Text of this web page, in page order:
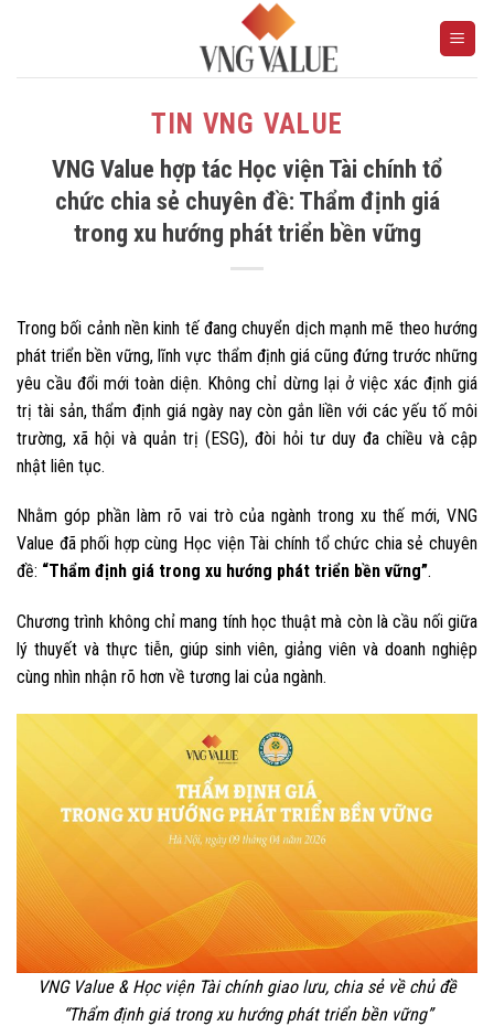
TIN VNG VALUE
VNG Value hợp tác Học viện Tài chính tổ
chức chia sẻ chuyên đề: Thẩm định giá
trong xu hướng phát triển bền vững
Trong bối cảnh nền kinh tế đang chuyển dịch mạnh mẽ theo hướng
phát triển bền vững, lĩnh vực thẩm định giá cũng đứng trước những
yêu cầu đổi mới toàn diện. Không chỉ dừng lại ở việc xác định giá
trị tài sản, thẩm định giá ngày nay còn gắn liền với các yếu tố môi
trường, xã hội và quản trị (ESG), đòi hỏi tư duy đa chiều và cập
nhật liên tục.
Nhằm góp phần làm rõ vai trò của ngành trong xu thế mới, VNG
Value đã phối hợp cùng Học viện Tài chính tổ chức chia sẻ chuyên
đề: “Thẩm định giá trong xu hướng phát triển bền vững”.
Chương trình không chỉ mang tính học thuật mà còn là cầu nối giữa
lý thuyết và thực tiễn, giúp sinh viên, giảng viên và doanh nghiệp
cùng nhìn nhận rõ hơn về tương lai của ngành.
VNG Value & Học viện Tài chính giao lưu, chia sẻ về chủ đề
“Thẩm định giá trong xu hướng phát triển bền vững”